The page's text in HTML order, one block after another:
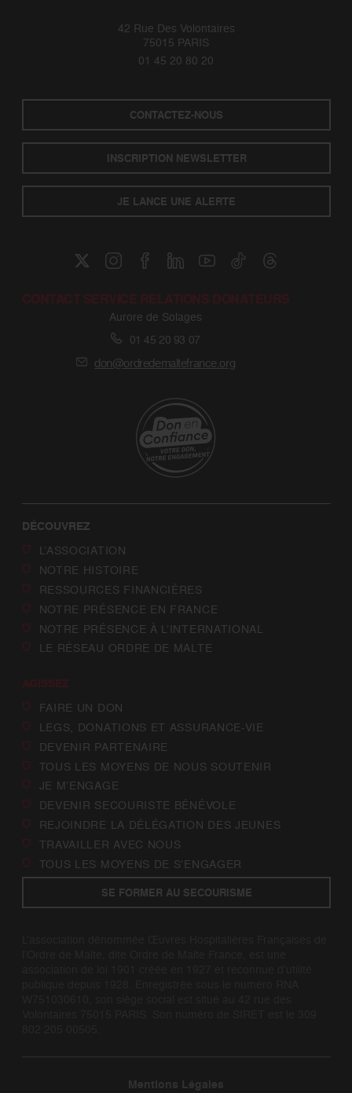
42 Rue Des Volontaires
75015 PARIS
01 45 20 80 20
CONTACTEZ-NOUS
INSCRIPTION NEWSLETTER
JE LANCE UNE ALERTE
CONTACT SERVICE RELATIONS DONATEURS
Aurore de Solages
01 45 20 93 07
don@ordredemaltefrance.org
DÉCOUVREZ
L’ASSOCIATION
NOTRE HISTOIRE
RESSOURCES FINANCIÈRES
NOTRE PRÉSENCE EN FRANCE
NOTRE PRÉSENCE À L’INTERNATIONAL
LE RÉSEAU ORDRE DE MALTE
AGISSEZ
FAIRE UN DON
LEGS, DONATIONS ET ASSURANCE-VIE
DEVENIR PARTENAIRE
TOUS LES MOYENS DE NOUS SOUTENIR
JE M’ENGAGE
DEVENIR SECOURISTE BÉNÉVOLE
REJOINDRE LA DÉLÉGATION DES JEUNES
TRAVAILLER AVEC NOUS
TOUS LES MOYENS DE S’ENGAGER
SE FORMER AU SECOURISME
Mentions Légales